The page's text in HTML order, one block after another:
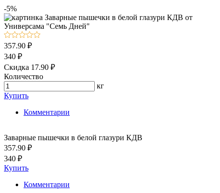
-5%
357.90 ₽
340 ₽
Скидка 17.90 ₽
Количество
кг
Купить
Комментарии
Заварные пышечки в белой глазури КДВ
357.90 ₽
340 ₽
Купить
Комментарии